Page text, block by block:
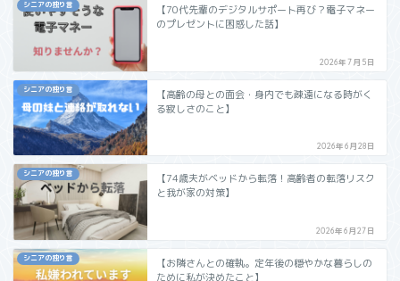
シニアの独り言
【70代先輩のデジタルサポート再び？電子マネー
のプレゼントに困惑した話】
2026年7月5日
シニアの独り言
【高齢の母との面会・身内でも疎遠になる時がく
る寂しさのこと】
2026年6月28日
シニアの独り言
【74歳夫がベッドから転落！高齢者の転落リスク
と我が家の対策】
2026年6月27日
シニアの独り言
【お隣さんとの確執。定年後の穏やかな暮らしの
ために私が決めたこと】